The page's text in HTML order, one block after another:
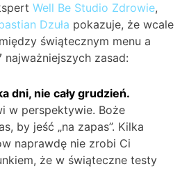
Well Be Studio Zdrowie,
Dzuła pokazuje, że wcale
świątecznym menu a
zasad:
dni, nie cały grudzień.
w perspektywie. Boże
by jeść „na zapas”. Kilka
naprawdę nie zrobi Ci
że w świąteczne testy